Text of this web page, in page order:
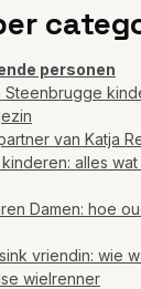
personen
Steenbrugge
van Katja
alles
Damen: hoe
vriendin: wie
wielrenner